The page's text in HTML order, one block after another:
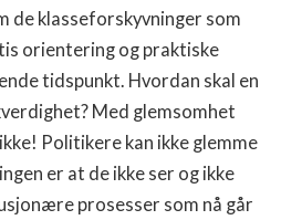
de klasseforskyvninger som
orientering og praktiske
tidspunkt. Hvordan skal en
Med glemsomhet
Politikere kan ikke glemme
er at de ikke ser og ikke
prosesser som nå går